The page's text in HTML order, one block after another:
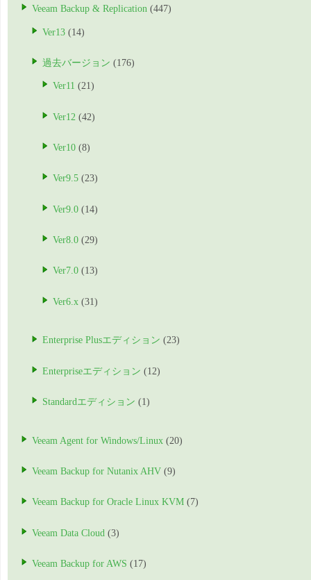
Veeam Backup & Replication (447)
Ver13 (14)
過去バージョン (176)
Ver11 (21)
Ver12 (42)
Ver10 (8)
Ver9.5 (23)
Ver9.0 (14)
Ver8.0 (29)
Ver7.0 (13)
Ver6.x (31)
Enterprise Plusエディション (23)
Enterpriseエディション (12)
Standardエディション (1)
Veeam Agent for Windows/Linux (20)
Veeam Backup for Nutanix AHV (9)
Veeam Backup for Oracle Linux KVM (7)
Veeam Data Cloud (3)
Veeam Backup for AWS (17)